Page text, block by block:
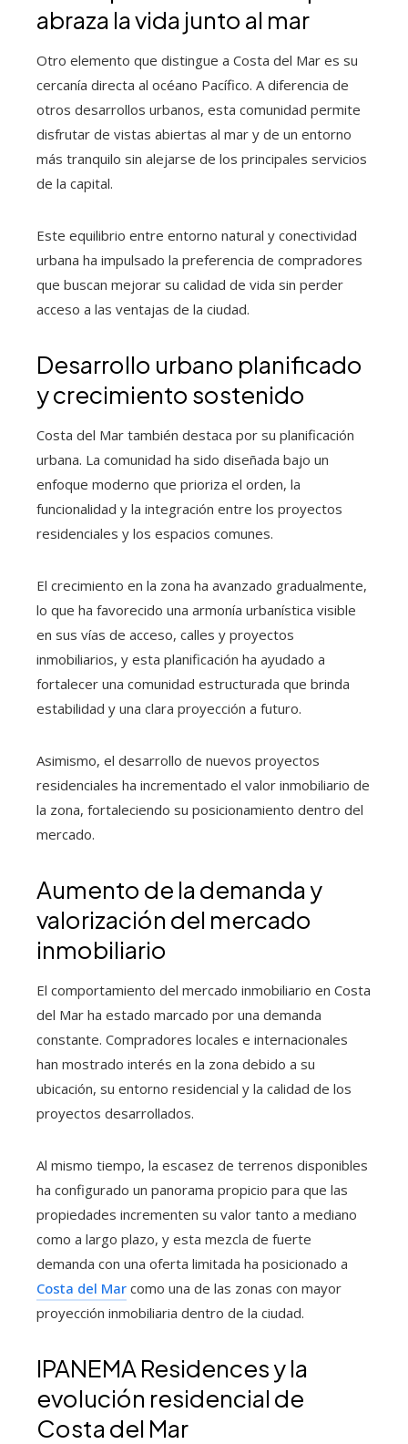
abraza la vida junto al mar
Otro elemento que distingue a Costa del Mar es su
cercanía directa al océano Pacífico. A diferencia de
otros desarrollos urbanos, esta comunidad permite
disfrutar de vistas abiertas al mar y de un entorno
más tranquilo sin alejarse de los principales servicios
de la capital.
Este equilibrio entre entorno natural y conectividad
urbana ha impulsado la preferencia de compradores
que buscan mejorar su calidad de vida sin perder
acceso a las ventajas de la ciudad.
Desarrollo urbano planificado
y crecimiento sostenido
Costa del Mar también destaca por su planificación
urbana. La comunidad ha sido diseñada bajo un
enfoque moderno que prioriza el orden, la
funcionalidad y la integración entre los proyectos
residenciales y los espacios comunes.
El crecimiento en la zona ha avanzado gradualmente,
lo que ha favorecido una armonía urbanística visible
en sus vías de acceso, calles y proyectos
inmobiliarios, y esta planificación ha ayudado a
fortalecer una comunidad estructurada que brinda
estabilidad y una clara proyección a futuro.
Asimismo, el desarrollo de nuevos proyectos
residenciales ha incrementado el valor inmobiliario de
la zona, fortaleciendo su posicionamiento dentro del
mercado.
Aumento de la demanda y
valorización del mercado
inmobiliario
El comportamiento del mercado inmobiliario en Costa
del Mar ha estado marcado por una demanda
constante. Compradores locales e internacionales
han mostrado interés en la zona debido a su
ubicación, su entorno residencial y la calidad de los
proyectos desarrollados.
Al mismo tiempo, la escasez de terrenos disponibles
ha configurado un panorama propicio para que las
propiedades incrementen su valor tanto a mediano
como a largo plazo, y esta mezcla de fuerte
demanda con una oferta limitada ha posicionado a
Costa del Mar como una de las zonas con mayor
proyección inmobiliaria dentro de la ciudad.
IPANEMA Residences y la
evolución residencial de
Costa del Mar